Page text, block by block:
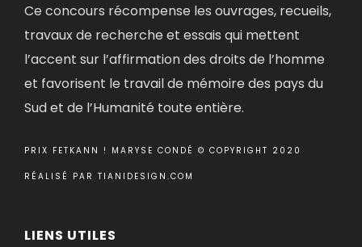
Ce concours récompense les ouvrages, recueils,
travaux de recherche et essais qui mettent
l’accent sur l’affirmation des droits de l’homme
et favorisent le travail de mémoire des pays du
Sud et de l’Humanité toute entière.
PRIX FETKANN ! MARYSE CONDÉ © COPYRIGHT 2020
RÉALISÉ PAR TIANIDESIGN.COM
LIENS UTILES